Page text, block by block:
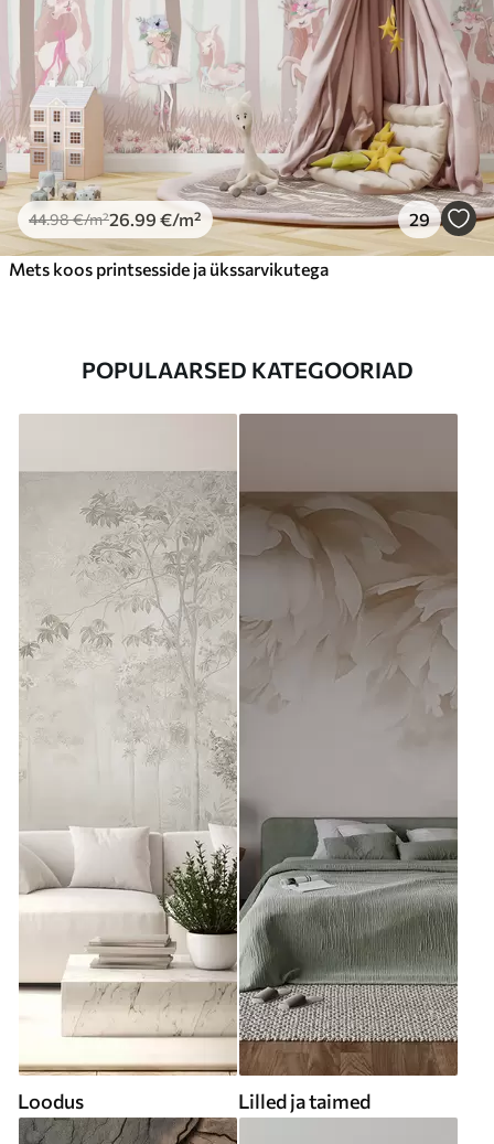
44.98€/m²26 .99 €/m² 29
Mets koos printsesside ja ükssarvikutega
POPULAARSED KATEGOORIAD
Loodus Lilled ja taimed